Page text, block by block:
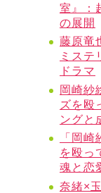
室』：
の展開
藤原竜
ミステ
ドラマ
岡崎紗
ズを殴
ングと
「岡
を殴っ
魂と恋
奈緒×